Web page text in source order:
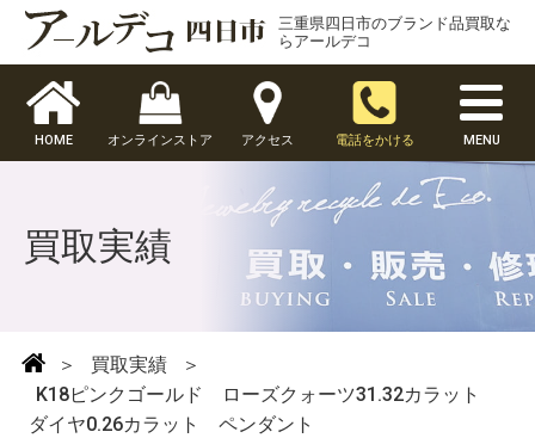
三重県四日市のブランド品買取な
らアールデコ
HOME オンラインストア アクセス 電話をかける MENU
買取実績
＞ 買取実績
＞
K18ピンクゴールド ローズクォーツ31.32カラット
ダイヤ0.26カラット ペンダント